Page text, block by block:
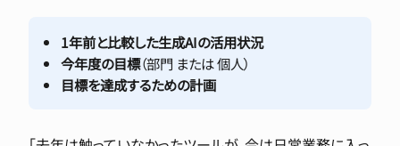
1年前と比較した生成AIの活用状況
今年度の目標（部門 または 個人）
目標を達成するための計画